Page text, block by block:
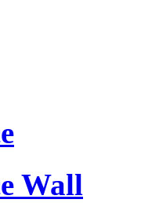
Wall